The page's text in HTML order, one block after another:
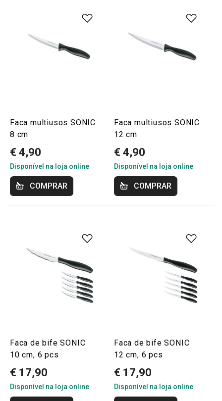
Faca multiusos SONIC
8 cm
€ 4,90
Disponível na loja online
COMPRAR
Faca multiusos SONIC
12 cm
€ 4,90
Disponível na loja online
COMPRAR
Faca de bife SONIC
10 cm, 6 pcs
€ 17,90
Disponível na loja online
Faca de bife SONIC
12 cm, 6 pcs
€ 17,90
Disponível na loja online